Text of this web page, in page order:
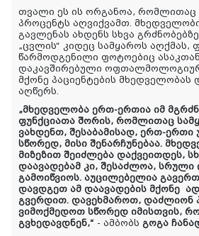
თვალი ეს ის ორგანოა, რომლითაც
პროცენტს აღვიქვამთ.
გავლენას ახდენს სხვა
„ცვლის“ კიდეც სამყაროს აღქმას,
წარმოდგენილი ფოტოებიც
დაკავშირებული
მქონე პაციენტების მხედველობას
აღწერს.
„მხედველობა ერთ-ერთია იმ
ფუნქციათა შორის, რომლითაც
ვახდენთ, შესაბამისად, ერთ-ერთი
სწორედ, მისი შენარჩუნებაა.
მიზეზით შეიძლება დაქვეითდეს,
დაავადებამ კი, შესაძლოა, სრული
გამოიწვიოს. აუცილებელია
დავდგეთ ამ დაავადების მქონე
გვერდით. დავეხმაროთ, დაძლიონ
ვიმოქმედოთ სწორედ იმისთვის,
გვხედავდნენ,“ - ამბობს გოგა